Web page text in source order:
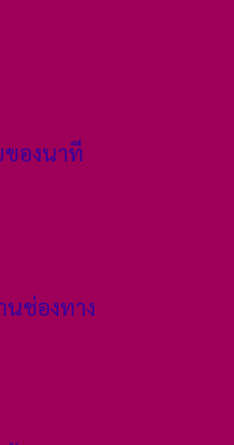
ของนาที
นช่องทาง